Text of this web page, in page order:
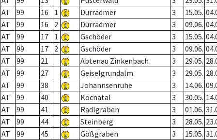
AT
99 16 1 Dürradmer 3 15.05.
AT
99 16 2 Dürradmer 3 09.06.
AT
99 17 1 Gschöder 3 15.05.
AT
99 17 2 Gschöder 3 09.06.
AT
99 21 Abtenau Zinkenbach 3 29.05.
AT
99 27 Geiselgrundalm 3 29.05.
AT
99 38 Johannsenruhe 3 14.06.
AT
99 40 Kocnatal 3 30.05.
AT
99 41 Radlgraben 3 01.06.
AT
99 44 Steinberg 3 28.05.
AT
99 45 Gößgraben 3 15.05.